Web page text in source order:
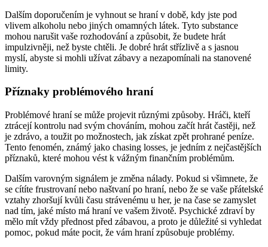
Dalším doporučením je vyhnout se hraní v době, kdy jste pod
vlivem alkoholu nebo jiných omamných látek. Tyto substance
mohou narušit vaše rozhodování a způsobit, že budete hrát
impulzivněji, než byste chtěli. Je dobré hrát střízlivě a s jasnou
myslí, abyste si mohli užívat zábavy a nezapomínali na stanovené
limity.
Příznaky problémového hraní
Problémové hraní se může projevit různými způsoby. Hráči, kteří
ztrácejí kontrolu nad svým chováním, mohou začít hrát častěji, než
je zdrávo, a toužit po možnostech, jak získat zpět prohrané peníze.
Tento fenomén, známý jako chasing losses, je jedním z nejčastějších
příznaků, které mohou vést k vážným finančním problémům.
Dalším varovným signálem je změna nálady. Pokud si všimnete, že
se cítíte frustrovaní nebo naštvaní po hraní, nebo že se vaše přátelské
vztahy zhoršují kvůli času strávenému u her, je na čase se zamyslet
nad tím, jaké místo má hraní ve vašem životě. Psychické zdraví by
mělo mít vždy přednost před zábavou, a proto je důležité si vyhledat
pomoc, pokud máte pocit, že vám hraní způsobuje problémy.